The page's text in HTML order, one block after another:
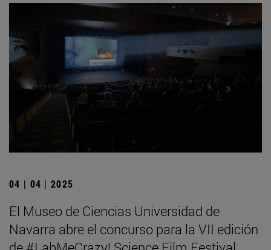
04 | 04 | 2025
El Museo de Ciencias Universidad de
Navarra abre el concurso para la VII edición